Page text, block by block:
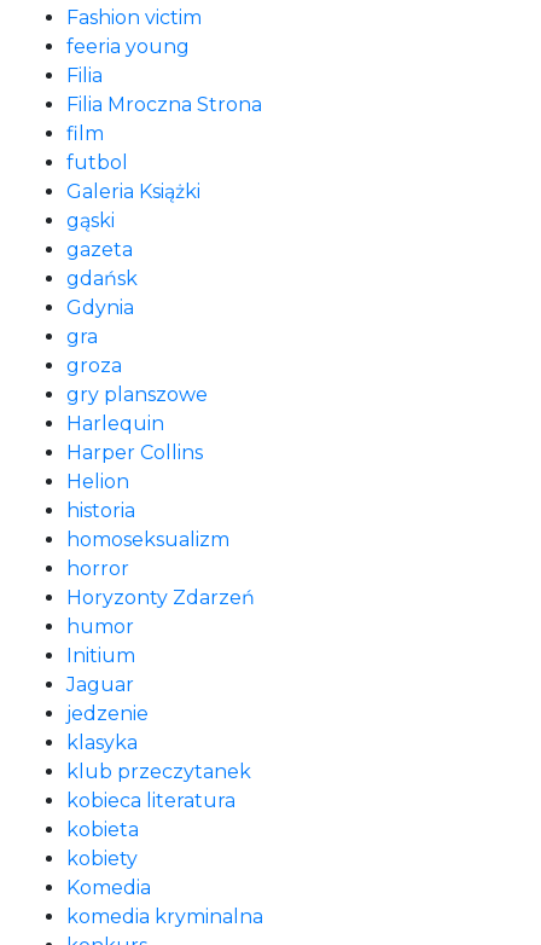
Fashion victim
feeria young
Filia
Filia Mroczna Strona
film
futbol
Galeria Książki
gąski
gazeta
gdańsk
Gdynia
gra
groza
gry planszowe
Harlequin
Harper Collins
Helion
historia
homoseksualizm
horror
Horyzonty Zdarzeń
humor
Initium
Jaguar
jedzenie
klasyka
klub przeczytanek
kobieca literatura
kobieta
kobiety
Komedia
komedia kryminalna